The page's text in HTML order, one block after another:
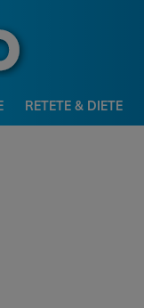
RETETE & DIETE